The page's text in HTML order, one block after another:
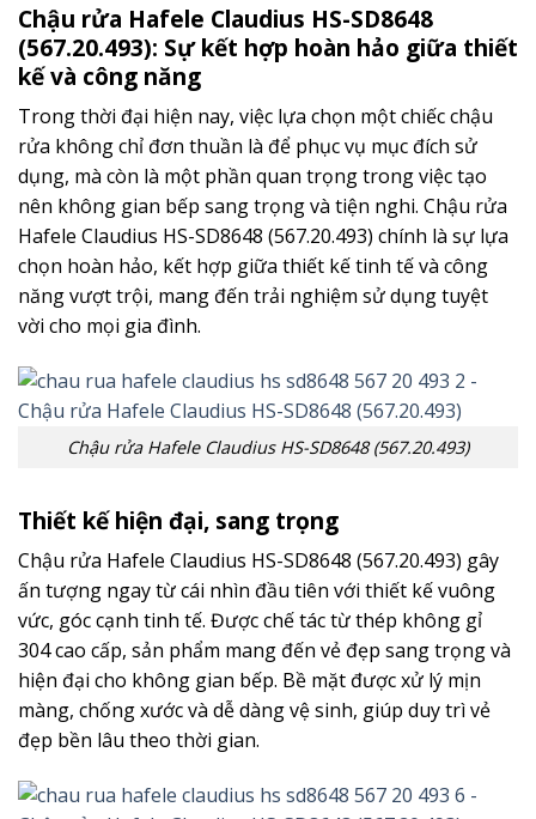
Chậu rửa Hafele Claudius HS-SD8648
(567.20.493): Sự kết hợp hoàn hảo giữa thiết
kế và công năng
Trong thời đại hiện nay, việc lựa chọn một chiếc chậu
rửa không chỉ đơn thuần là để phục vụ mục đích sử
dụng, mà còn là một phần quan trọng trong việc tạo
nên không gian bếp sang trọng và tiện nghi. Chậu rửa
Hafele Claudius HS-SD8648 (567.20.493) chính là sự lựa
chọn hoàn hảo, kết hợp giữa thiết kế tinh tế và công
năng vượt trội, mang đến trải nghiệm sử dụng tuyệt
vời cho mọi gia đình.
Chậu rửa Hafele Claudius HS-SD8648 (567.20.493)
Thiết kế hiện đại, sang trọng
Chậu rửa Hafele Claudius HS-SD8648 (567.20.493) gây
ấn tượng ngay từ cái nhìn đầu tiên với thiết kế vuông
vức, góc cạnh tinh tế. Được chế tác từ thép không gỉ
304 cao cấp, sản phẩm mang đến vẻ đẹp sang trọng và
hiện đại cho không gian bếp. Bề mặt được xử lý mịn
màng, chống xước và dễ dàng vệ sinh, giúp duy trì vẻ
đẹp bền lâu theo thời gian.